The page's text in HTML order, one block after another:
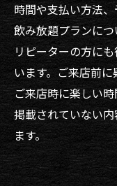
時間や支払い方法
飲み放題プランに
リピーターの方に
います。ご来店前
ご来店時に楽しい
掲載されていない
ます。